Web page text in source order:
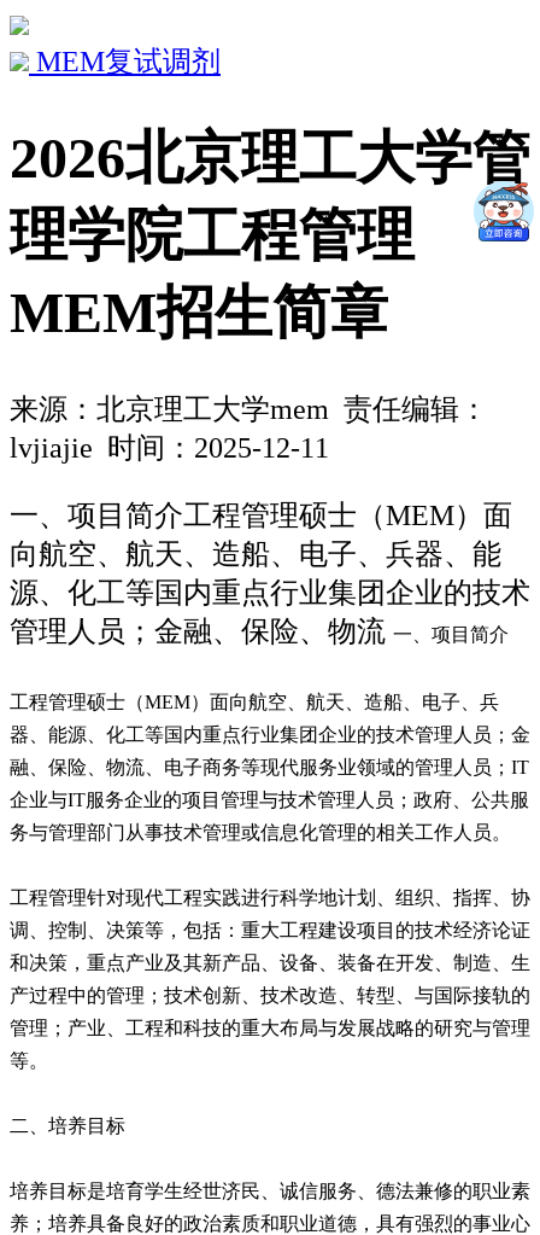
MEM复试调剂
2026北京理工大学管
理学院工程管理
MEM招生简章
来源： 北京理工大学mem 责任编辑：
lvjiajie 时间：2025-12-11
一、项目简介工程管理硕士（MEM）面
向航空、航天、造船、电子、兵器、能
源、化工等国内重点行业集团企业的技术
管理人员；金融、保险、物流 一、项目简介
工程管理硕士（MEM）面向航空、航天、造船、电子、兵
器、能源、化工等国内重点行业集团企业的技术管理人员；金
融、保险、物流、电子商务等现代服务业领域的管理人员；IT
企业与IT服务企业的项目管理与技术管理人员；政府、公共服
务与管理部门从事技术管理或信息化管理的相关工作人员。
工程管理针对现代工程实践进行科学地计划、组织、指挥、协
调、控制、决策等，包括：重大工程建设项目的技术经济论证
和决策，重点产业及其新产品、设备、装备在开发、制造、生
产过程中的管理；技术创新、技术改造、转型、与国际接轨的
管理；产业、工程和科技的重大布局与发展战略的研究与管理
等。
二、培养目标
培养目标是培育学生经世济民、诚信服务、德法兼修的职业素
养；培养具备良好的政治素质和职业道德，具有强烈的事业心